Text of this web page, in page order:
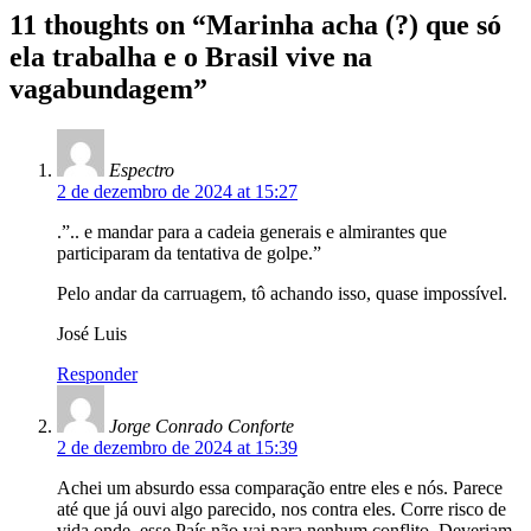
11 thoughts on “Marinha acha (?) que só
ela trabalha e o Brasil vive na
vagabundagem”
Espectro
2 de dezembro de 2024 at 15:27
.”.. e mandar para a cadeia generais e almirantes que
participaram da tentativa de golpe.”
Pelo andar da carruagem, tô achando isso, quase impossível.
José Luis
Responder
Jorge Conrado Conforte
2 de dezembro de 2024 at 15:39
Achei um absurdo essa comparação entre eles e nós. Parece
até que já ouvi algo parecido, nos contra eles. Corre risco de